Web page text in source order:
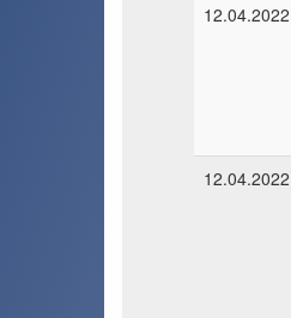
12.04.2022
12.04.2022